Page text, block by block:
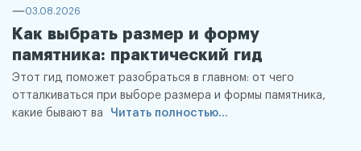
03.08.2026
Как выбрать размер и форму
памятника: практический гид
Этот гид поможет разобраться в главном: от чего
отталкиваться при выборе размера и формы памятника,
какие бывают ва
Читать полностью...